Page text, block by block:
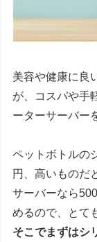
美容や健康に良
が、コスパや手
ーターサーバー
ペットボトルの
円、高いものだ
サーバーなら
めるので、とて
そこでまずはシ